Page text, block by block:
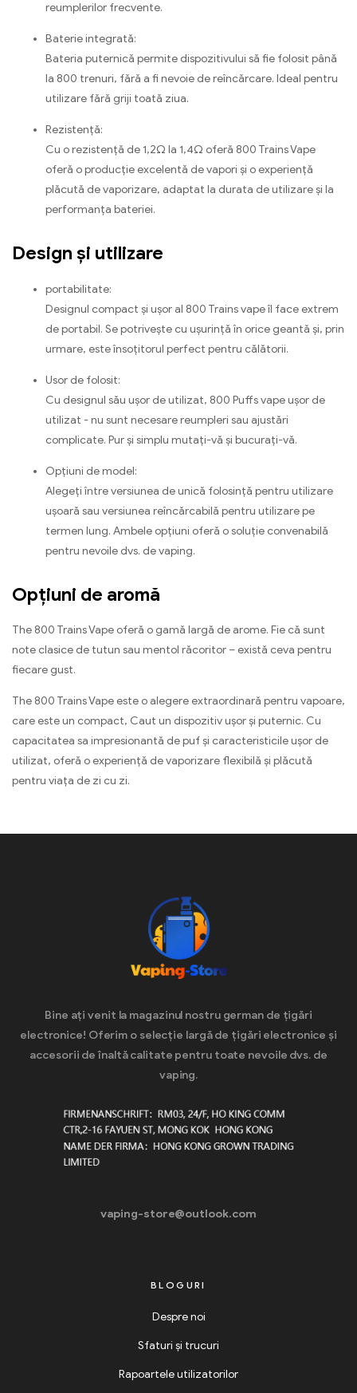
reumplerilor frecvente.
Baterie integrată:
Bateria puternică permite dispozitivului să fie folosit până
la 800 trenuri, fără a fi nevoie de reîncărcare. Ideal pentru
utilizare fără griji toată ziua.
Rezistenţă:
Cu o rezistență de 1,2Ω la 1,4Ω oferă 800 Trains Vape
oferă o producție excelentă de vapori și o experiență
plăcută de vaporizare, adaptat la durata de utilizare și la
performanța bateriei.
Design și utilizare
portabilitate:
Designul compact și ușor al 800 Trains vape îl face extrem
de portabil. Se potrivește cu ușurință în orice geantă și, prin
urmare, este însoțitorul perfect pentru călătorii.
Usor de folosit:
Cu designul său ușor de utilizat, 800 Puffs vape ușor de
utilizat - nu sunt necesare reumpleri sau ajustări
complicate. Pur și simplu mutați-vă și bucurați-vă.
Opțiuni de model:
Alegeți între versiunea de unică folosință pentru utilizare
ușoară sau versiunea reîncărcabilă pentru utilizare pe
termen lung. Ambele opțiuni oferă o soluție convenabilă
pentru nevoile dvs. de vaping.
Opțiuni de aromă
The 800 Trains Vape oferă o gamă largă de arome. Fie că sunt
note clasice de tutun sau mentol răcoritor – există ceva pentru
fiecare gust.
The 800 Trains Vape este o alegere extraordinară pentru vapoare,
care este un compact, Caut un dispozitiv ușor și puternic. Cu
capacitatea sa impresionantă de puf și caracteristicile ușor de
utilizat, oferă o experiență de vaporizare flexibilă și plăcută
pentru viața de zi cu zi.
Bine ați venit la magazinul nostru german de țigări
electronice! Oferim o selecție largă de țigări electronice și
accesorii de înaltă calitate pentru toate nevoile dvs. de
vaping.
vaping-store@outlook.com
BLOGURI
Despre noi
Sfaturi și trucuri
Rapoartele utilizatorilor